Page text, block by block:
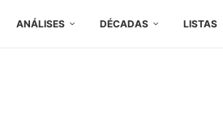
ANÁLISES DÉCADAS LISTAS